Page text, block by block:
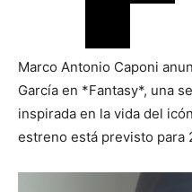
Marco Antonio Caponi
García en *Fantasy*, una
inspirada en la vida del
estreno está previsto para